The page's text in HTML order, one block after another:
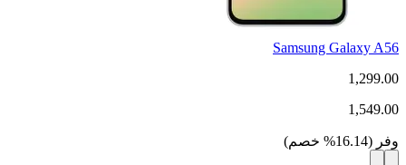
Samsung Galaxy A56
1,299.00
1,549.00
وفر (
16.14
% خصم)